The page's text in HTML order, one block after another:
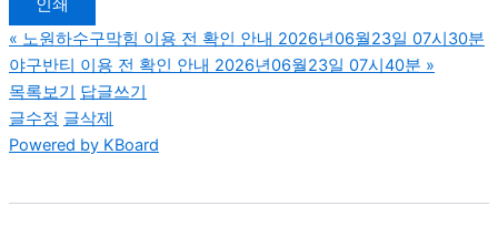
노원구하수구막힘
인쇄
« 노원하수구막힘 이용 전 확인 안내 2026년06월23일 07시30분
야구반티 이용 전 확인 안내 2026년06월23일 07시40분 »
목록보기
답글쓰기
글수정 글삭제
Powered by KBoard